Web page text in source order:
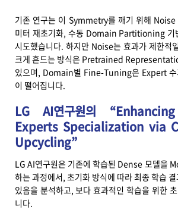
기존 연구는 이 Symmetry를 깨기 위해
미터 재초기화, 수동 Domain Partitioning
시도했습니다. 하지만 Noise는 효과가 제한적
크게 흔드는 방식은 Pretrained
있으며, Domain별 Fine-Tuning은 Expert 수
이 떨어집니다.
LG AI연구원의
Experts Specialization via
Upcycling”
LG AI연구원은 기존에 학습된 Dense 모델을
하는 과정에서, 초기화 방식에 따라 최종 학습
있음을 분석하고, 보다 효과적인 학습을 위한
니다.